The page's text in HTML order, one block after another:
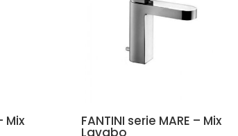
Mix FANTINI serie MARE – Mix
Lavabo